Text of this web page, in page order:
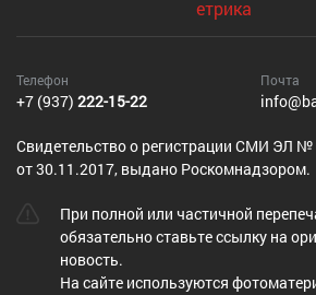
Телефон
+7 (937) 222-15-22
Почта
Cвидетельство о регистрации СМИ ЭЛ
от 30.11.2017, выдано Роскомнадзором.
При полной или частичной
обязательно ставьте ссылку на
новость.
На сайте используются